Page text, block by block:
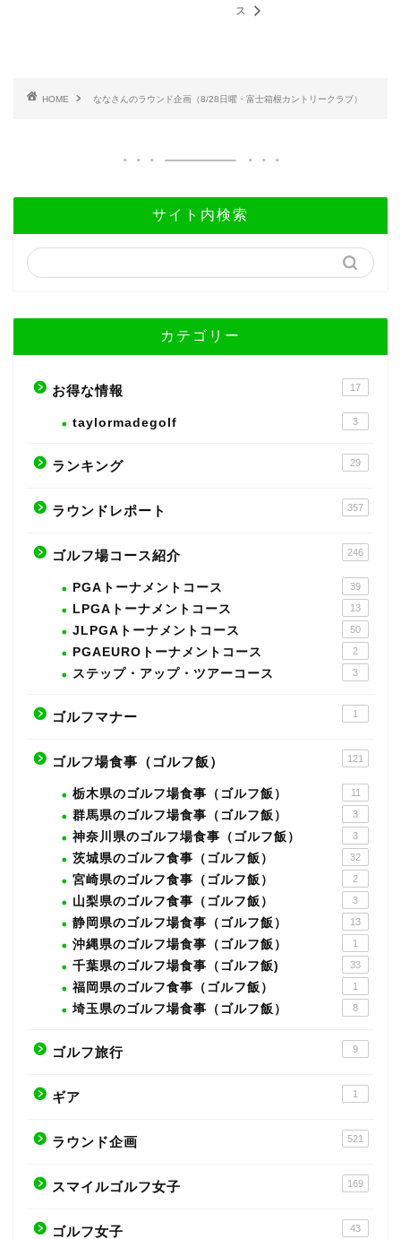
ス
HOME ななさんのラウンド企画（8/28日曜・富士箱根カントリークラブ）
サイト内検索
カテゴリー
お得な情報 17
taylormadegolf 3
ランキング 29
ラウンドレポート 357
ゴルフ場コース紹介 246
PGAトーナメントコース 39
LPGAトーナメントコース 13
JLPGAトーナメントコース 50
PGAEUROトーナメントコース 2
ステップ・アップ・ツアーコース 3
ゴルフマナー 1
ゴルフ場食事（ゴルフ飯） 121
栃木県のゴルフ場食事（ゴルフ飯） 11
群馬県のゴルフ場食事（ゴルフ飯） 3
神奈川県のゴルフ場食事（ゴルフ飯） 3
茨城県のゴルフ食事（ゴルフ飯） 32
宮崎県のゴルフ食事（ゴルフ飯） 2
山梨県のゴルフ食事（ゴルフ飯） 3
静岡県のゴルフ場食事（ゴルフ飯） 13
沖縄県のゴルフ場食事（ゴルフ飯） 1
千葉県のゴルフ場食事（ゴルフ飯) 33
福岡県のゴルフ食事（ゴルフ飯） 1
埼玉県のゴルフ場食事（ゴルフ飯） 8
ゴルフ旅行 9
ギア 1
ラウンド企画 521
スマイルゴルフ女子 169
ゴルフ女子 43